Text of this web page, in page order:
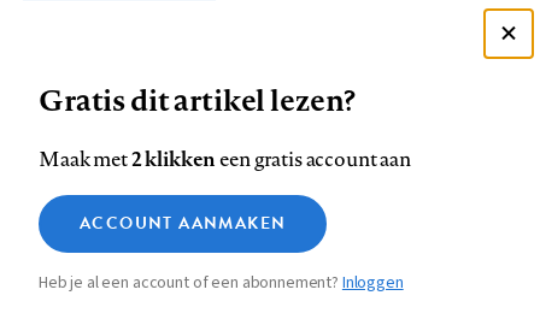
op
Facebook
op
LinkedIn
op
Bluesky
ons
op
InstagramYouTube
Footer
Contact Colofon Disclaimer Privacy
Medische vragen verdienen
betrouwbare antwoorden
Zie onze cookie policy
Analytische cookies
Marketing cookies
Gratis dit artikel lezen?
Maak met2 klikkeneen gratis account aan
ACCOUNT AANMAKEN
Heb je al een account of een abonnement?Inloggen